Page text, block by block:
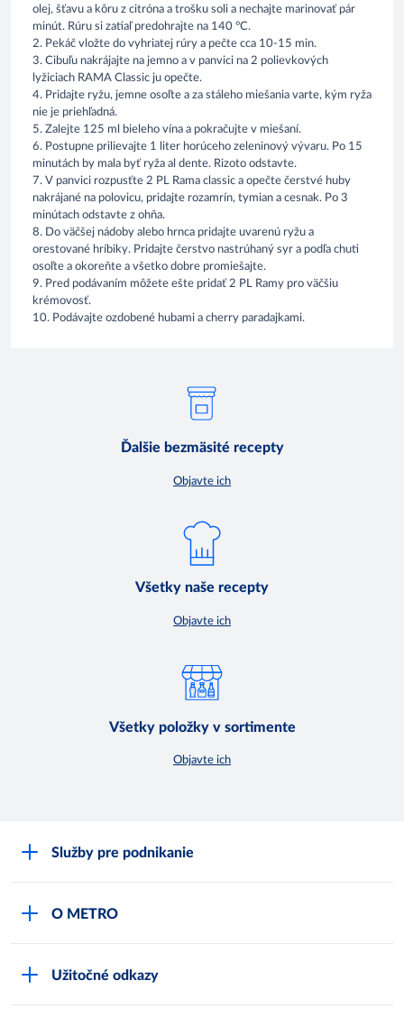
olej, šťavu a kôru z citróna a trošku soli a nechajte marinovať pár
minút. Rúru si zatiaľ predohrajte na 140 °C.
2. Pekáč vložte do vyhriatej rúry a pečte cca 10-15 min.
3. Cibuľu nakrájajte na jemno a v panvici na 2 polievkových
lyžiciach RAMA Classic ju opečte.
4. Pridajte ryžu, jemne osoľte a za stáleho miešania varte, kým ryža
nie je priehľadná.
5. Zalejte 125 ml bieleho vína a pokračujte v miešaní.
6. Postupne prilievajte 1 liter horúceho zeleninový vývaru. Po 15
minutách by mala byť ryža al dente. Rizoto odstavte.
7. V panvici rozpusťte 2 PL Rama classic a opečte čerstvé huby
nakrájané na polovicu, pridajte rozamrín, tymian a cesnak. Po 3
minútach odstavte z ohňa.
8. Do väčšej nádoby alebo hrnca pridajte uvarenú ryžu a
orestované hríbiky. Pridajte čerstvo nastrúhaný syr a podľa chuti
osoľte a okoreňte a všetko dobre promiešajte.
9. Pred podávaním môžete ešte pridať 2 PL Ramy pro väčšiu
krémovosť.
10. Podávajte ozdobené hubami a cherry paradajkami.
Ďalšie bezmäsité recepty
Objavte ich
Všetky naše recepty
Objavte ich
Všetky položky v sortimente
Objavte ich
Služby pre podnikanie
O METRO
Užitočné odkazy